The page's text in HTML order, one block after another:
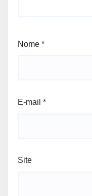
Nome *
E-mail *
Site